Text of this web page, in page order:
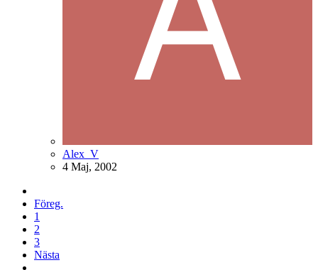
Alex_V
4 Maj, 2002
Föreg.
1
2
3
Nästa